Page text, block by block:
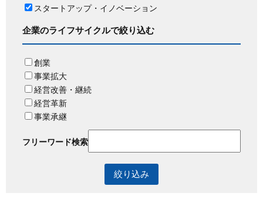
スタートアップ・イノベーション
企業のライフサイクルで絞り込む
創業
事業拡大
経営改善・継続
経営革新
事業承継
フリーワード検索